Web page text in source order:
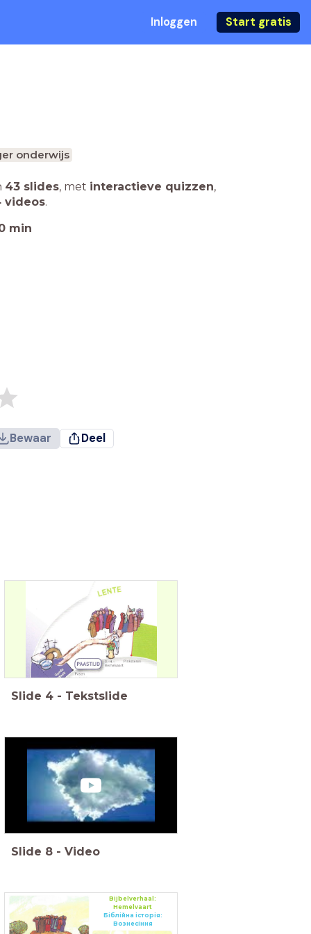
Inloggen Start gratis
onderwijs
43 slides, met interactieve quizzen,
videos.
min
Bewaar Deel
Slide 4 - Tekstslide
Slide 8 - Video
Bijbelverhaal:
Hemelvaart
Біблійна історія:
Вознесіння